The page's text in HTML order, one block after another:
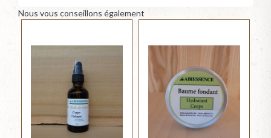
Nous vous conseillons également